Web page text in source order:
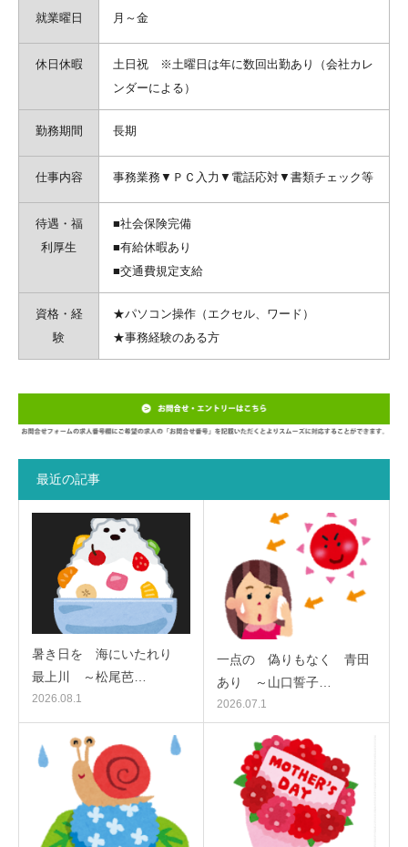
就業曜日 月～金
休日休暇
土日祝 ※土曜日は年に数回出勤あり（会社カレ
ンダーによる）
勤務期間 長期
仕事内容 事務業務▼ＰＣ入力▼電話応対▼書類チェック等
待遇・福
利厚生
■社会保険完備
■有給休暇あり
■交通費規定支給
資格・経
験
★パソコン操作（エクセル、ワード）
★事務経験のある方
最近の記事
暑き日を 海にいたれり
最上川 ～松尾芭…
2026.08.1
一点の 偽りもなく 青田
あり ～山口誓子…
2026.07.1